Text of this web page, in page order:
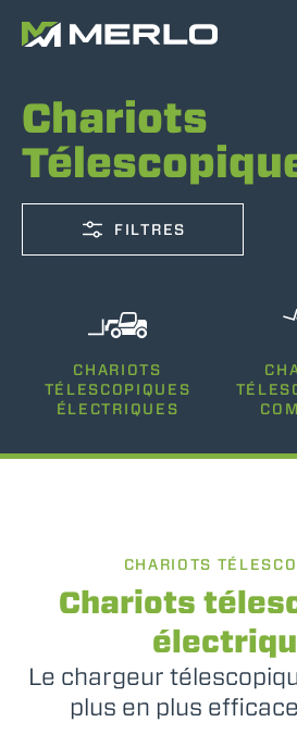
Chariots
FILTRES
2500-12000
HAUTEUR DE LEVAGE
75-170
CHARIOTS
TÉLESCOPIQUES
ÉLECTRIQUES
CHARIOTS
Chariots
Le chargeur
plus en plus